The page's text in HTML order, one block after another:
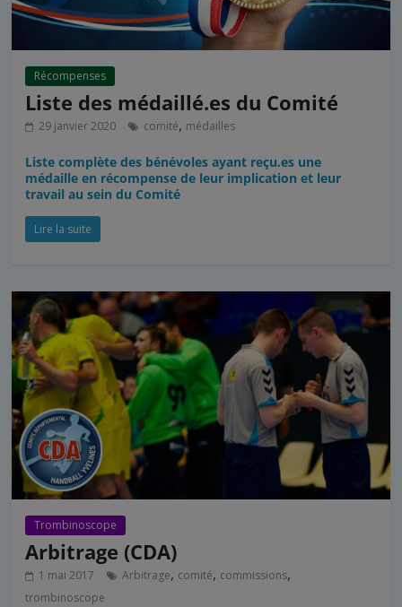
Récompenses
Liste des médaillé.es du Comité
29 janvier 2020 comité, médailles
Liste complète des bénévoles ayant reçu.es une
médaille en récompense de leur implication et leur
travail au sein du Comité
Lire la suite
Trombinoscope
Arbitrage (CDA)
1 mai 2017 Arbitrage, comité, commissions,
trombinoscope